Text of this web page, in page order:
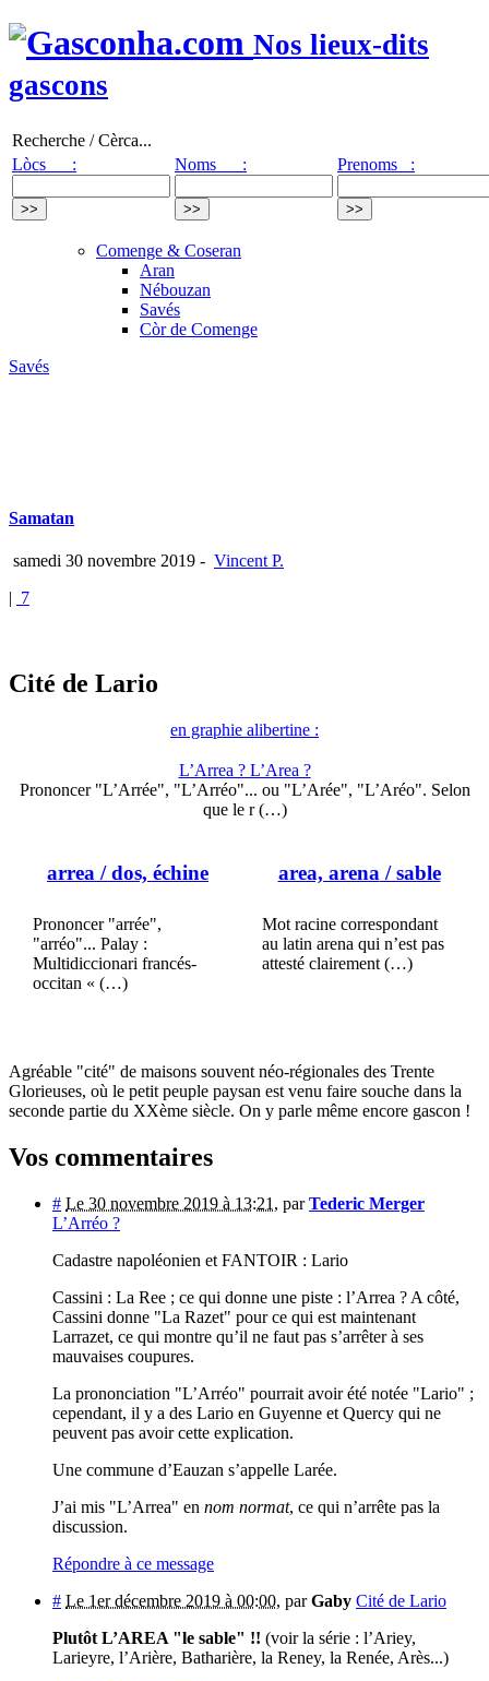
Nos lieux-dits
gascons
Recherche / Cèrca...
Lòcs :
Noms : Prenoms :
Comenge & Coseran
Aran
Nébouzan
Savés
Còr de Comenge
Savés
Samatan
samedi 30 novembre 2019 - Vincent P.
| 7
Cité de Lario
en graphie alibertine :
L’Arrea ? L’Area ?
Prononcer "L’Arrée", "L’Arréo"... ou "L’Arée", "L’Aréo". Selon
que le r (…)
arrea / dos, échine
Prononcer "arrée",
"arréo"... Palay :
Multidiccionari francés-
occitan « (…)
area, arena / sable
Mot racine correspondant
au latin arena qui n’est pas
attesté clairement (…)
Agréable "cité" de maisons souvent néo-régionales des Trente
Glorieuses, où le petit peuple paysan est venu faire souche dans la
seconde partie du XXème siècle. On y parle même encore gascon !
Vos commentaires
# Le 30 novembre 2019 à 13:21 , parTederic Merger
L’Arréo ?
Cadastre napoléonien et FANTOIR : Lario
Cassini : La Ree ; ce qui donne une piste : l’Arrea ? A côté,
Cassini donne "La Razet" pour ce qui est maintenant
Larrazet, ce qui montre qu’il ne faut pas s’arrêter à ses
mauvaises coupures.
La prononciation "L’Arréo" pourrait avoir été notée "Lario" ;
cependant, il y a des Lario en Guyenne et Quercy qui ne
peuvent pas avoir cette explication.
Une commune d’Eauzan s’appelle Larée.
J’ai mis "L’Arrea" en nom normat, ce qui n’arrête pas la
discussion.
Répondre à ce message
# Le 1er décembre 2019 à 00:00, parGaby Cité de Lario
Plutôt L’AREA "le sable" !! (voir la série : l’Ariey,
Larieyre, l’Arière, Batharière, la Reney, la Renée, Arès...)